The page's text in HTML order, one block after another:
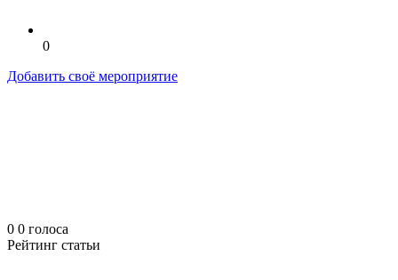
0
Добавить своё мероприятие
0 0 голоса
Рейтинг статьи